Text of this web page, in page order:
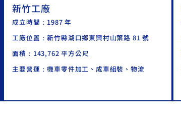
新竹工廠
成立時間：1987 年
工廠位置：新竹縣湖口鄉東興村山葉路 81 號
面積：143,762 平方公尺
主要營運：機車零件加工、成車組裝、物流